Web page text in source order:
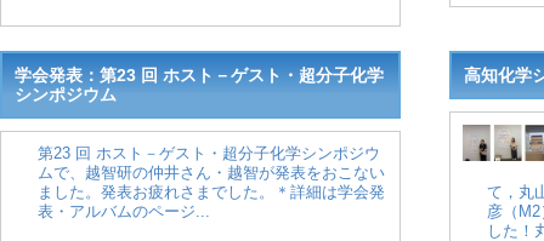
学会発表：第23 回 ホスト－ゲスト・超分子化学
シンポジウム
第23 回 ホスト－ゲスト・超分子化学シンポジウ
ムで、越智研の仲井さん・越智が発表をおこない
ました。発表お疲れさまでした。＊詳細は学会発
表・アルバムのページ...
高知化学
て，丸
彦（
した！